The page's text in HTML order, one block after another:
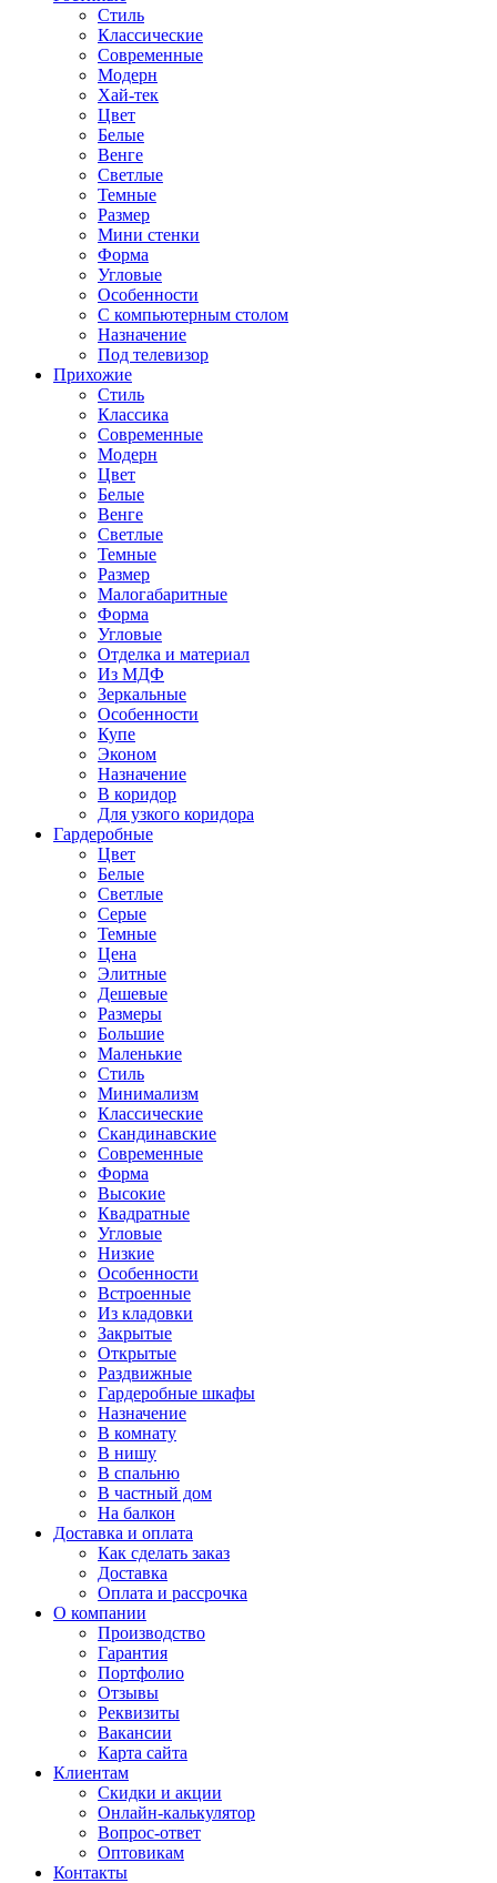
Стиль
Классические
Современные
Модерн
Хай-тек
Цвет
Белые
Венге
Светлые
Темные
Размер
Мини стенки
Форма
Угловые
Особенности
С компьютерным столом
Назначение
Под телевизор
Прихожие
Стиль
Классика
Современные
Модерн
Цвет
Белые
Венге
Светлые
Темные
Размер
Малогабаритные
Форма
Угловые
Отделка и материал
Из МДФ
Зеркальные
Особенности
Купе
Эконом
Назначение
В коридор
Для узкого коридора
Гардеробные
Цвет
Белые
Светлые
Серые
Темные
Цена
Элитные
Дешевые
Размеры
Большие
Маленькие
Стиль
Минимализм
Классические
Скандинавские
Современные
Форма
Высокие
Квадратные
Угловые
Низкие
Особенности
Встроенные
Из кладовки
Закрытые
Открытые
Раздвижные
Гардеробные шкафы
Назначение
В комнату
В нишу
В спальню
В частный дом
На балкон
Доставка и оплата
Как сделать заказ
Доставка
Оплата и рассрочка
О компании
Производство
Гарантия
Портфолио
Отзывы
Реквизиты
Вакансии
Карта сайта
Клиентам
Скидки и акции
Онлайн-калькулятор
Вопрос-ответ
Оптовикам
Контакты